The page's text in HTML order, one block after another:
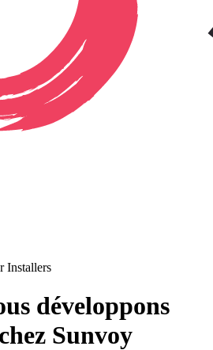
Installers
développons
Sunvoy